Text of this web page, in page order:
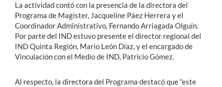
La actividad contó con la presencia de la directora del
Programa de Magíster, Jacqueline Páez Herrera y el
Coordinador Administrativo, Fernando Arriagada Olguín.
Por parte del IND estuvo presente el director regional del
IND Quinta Región, Mario León Díaz, y el encargado de
Vinculación con el Medio de IND, Patricio Gómez.
Al respecto, la directora del Programa destacó que “este